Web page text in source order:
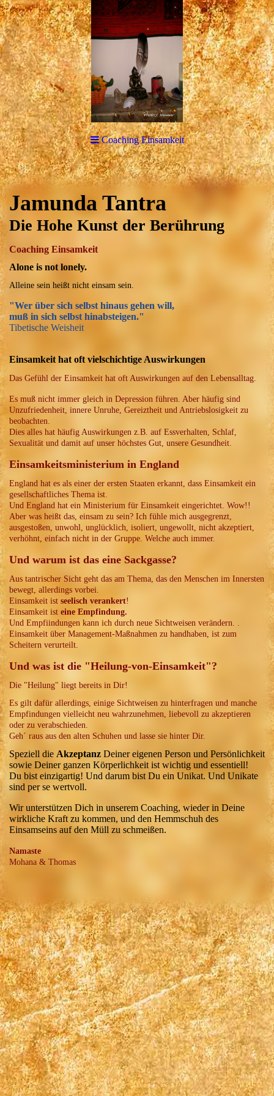
Coaching Einsamkeit
Jamunda Tantra
Die Hohe Kunst der Berührung
Coaching Einsamkeit
Alone is not lonely.
Alleine sein heißt nicht einsam sein.
"Wer über sich selbst hinaus gehen will,
muß in sich selbst hinabsteigen."
Tibetische Weisheit
Einsamkeit hat oft vielschichtige Auswirkungen
Das Gefühl der Einsamkeit hat oft Auswirkungen auf den Lebensalltag.
Es muß nicht immer gleich in Depression führen. Aber häufig sind
Unzufriedenheit, innere Unruhe, Gereiztheit und Antriebslosigkeit zu
beobachten.
Dies alles hat häufig Auswirkungen z.B. auf Essverhalten, Schlaf,
Sexualität und damit auf unser höchstes Gut, unsere Gesundheit.
Einsamkeitsministerium in England
England hat es als einer der ersten Staaten erkannt, dass Einsamkeit ein
gesellschaftliches Thema ist.
Und England hat ein Ministerium für Einsamkeit eingerichtet. Wow!!
Aber was heißt das, einsam zu sein? Ich fühle mich ausgegrenzt,
ausgestoßen, unwohl, unglücklich, isoliert, ungewollt, nicht akzeptiert,
verhöhnt, einfach nicht in der Gruppe. Welche auch immer.
Und warum ist das eine Sackgasse?
Aus tantrischer Sicht geht das am Thema, das den Menschen im Innersten
bewegt, allerdings vorbei.
Einsamkeit ist seelisch verankert!
Einsamkeit ist eine Empfindung.
Und Empfiindungen kann ich durch neue Sichtweisen verändern. .
Einsamkeit über Management-Maßnahmen zu handhaben, ist zum
Scheitern verurteilt.
Und was ist die "Heilung-von-Einsamkeit"?
Die "Heilung" liegt bereits in Dir!
Es gilt dafür allerdings, einige Sichtweisen zu hinterfragen und manche
Empfindungen vielleicht neu wahrzunehmen, liebevoll zu akzeptieren
oder zu verabschieden.
Geh´ raus aus den alten Schuhen und lasse sie hinter Dir.
Speziell die Akzeptanz Deiner eigenen Person und Persönlichkeit
sowie Deiner ganzen Körperlichkeit ist wichtig und essentiell!
Du bist einzigartig! Und darum bist Du ein Unikat. Und Unikate
sind per se wertvoll.
Wir unterstützen Dich in unserem Coaching, wieder in Deine
wirkliche Kraft zu kommen, und den Hemmschuh des
Einsamseins auf den Müll zu schmeißen.
Namaste
Mohana & Thomas